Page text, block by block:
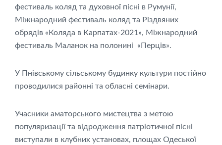
фестиваль коляд та духовної пісні в Румунії,
Міжнародний фестиваль коляд та Різдвяних
обрядів «Коляда в Карпатах-2021», Міжнародний
фестиваль Маланок на полонині «Перців».
У Пнівському сільському будинку культури постійно
проводилися районні та обласні семінари.
Учасники аматорського мистецтва з метою
популяризації та відродження патріотичної пісні
виступали в клубних установах, площах Одеської